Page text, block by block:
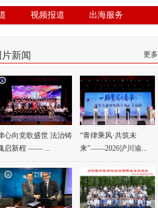
视频报道 出海服务
片新闻 更多
心向党歌盛世 法治铸
启新程 —— ...
“青律乘风·共筑未
来”——2026沪川渝...